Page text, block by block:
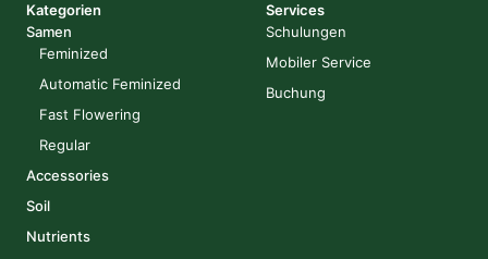
Kategorien
Samen
Feminized
Automatic Feminized
Fast Flowering
Regular
Accessories
Soil
Nutrients
Services
Schulungen
Mobiler Service
Buchung